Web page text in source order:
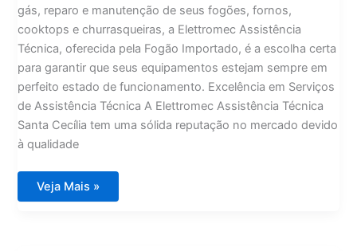
gás, reparo e manutenção de seus fogões, fornos,
cooktops e churrasqueiras, a Elettromec Assistência
Técnica, oferecida pela Fogão Importado, é a escolha certa
para garantir que seus equipamentos estejam sempre em
perfeito estado de funcionamento. Excelência em Serviços
de Assistência Técnica A Elettromec Assistência Técnica
Santa Cecília tem uma sólida reputação no mercado devido
à qualidade
Elettromec
Assistência
Veja Mais »